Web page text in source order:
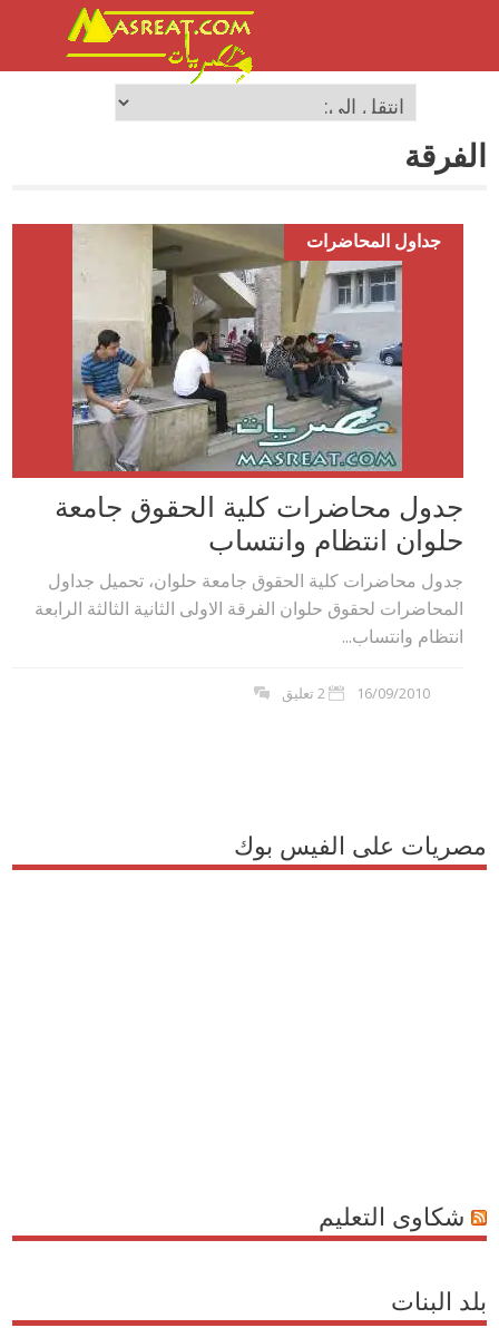
الفرقة
جداول المحاضرات
جدول محاضرات كلية الحقوق جامعة
حلوان انتظام وانتساب
جدول محاضرات كلية الحقوق جامعة حلوان، تحميل جداول
المحاضرات لحقوق حلوان الفرقة الاولى الثانية الثالثة الرابعة
انتظام وانتساب...
16/09/2010 2 تعليق
مصريات على الفيس بوك
شكاوى التعليم
بلد البنات